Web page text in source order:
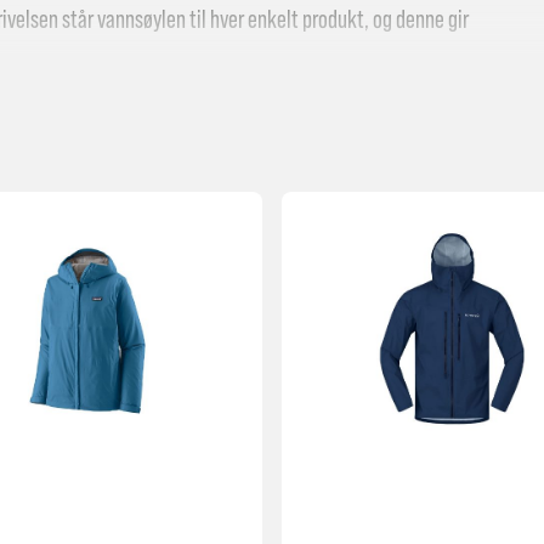
står vannsøylen til hver enkelt produkt, og denne gir
kvaliteter i jakken du ser etter. Ta gjerne en titt i
våre vatterte jakker i kategorien
. Der finnes stort
butikken vår i Midtbyen, eller ta kontakt med oss på
som passer deg og ditt behov.